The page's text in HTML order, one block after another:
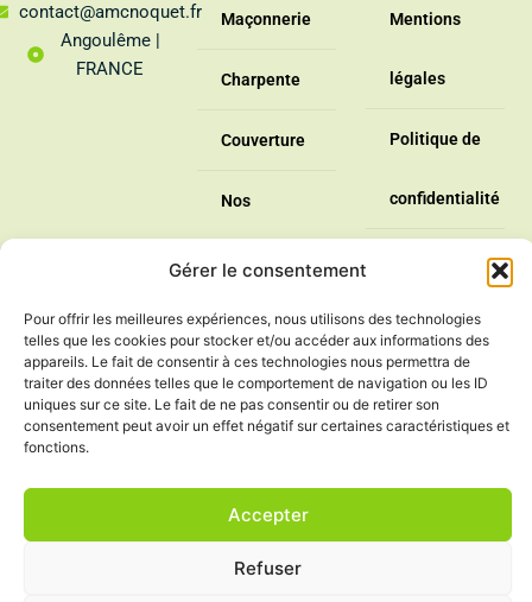
Gérer le consentement
Pour offrir les meilleures expériences, nous utilisons des technologies
telles que les cookies pour stocker et/ou accéder aux informations des
appareils. Le fait de consentir à ces technologies nous permettra de
traiter des données telles que le comportement de navigation ou les ID
uniques sur ce site. Le fait de ne pas consentir ou de retirer son
consentement peut avoir un effet négatif sur certaines caractéristiques et
fonctions.
Accepter
Refuser
contact@amcnoquet.fr
Angoulême |
FRANCE
Maçonnerie
Charpente
Couverture
Nos
réalisations
Zinguerie
Mentions
légales
Politique de
confidentialité
Politique de
cookies
F